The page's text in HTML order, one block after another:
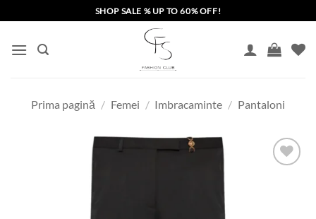
to
content
SHOP SALE % UP TO 60% OFF!
Prima pagină / Femei / Imbracaminte / Pantaloni